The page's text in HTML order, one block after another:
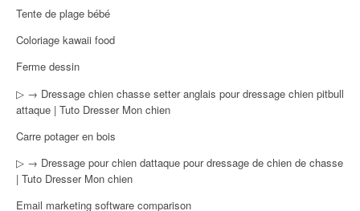
Tente de plage bébé
Coloriage kawaii food
Ferme dessin
▷ → Dressage chien chasse setter anglais pour dressage chien pitbull
attaque | Tuto Dresser Mon chien
Carre potager en bois
▷ → Dressage pour chien dattaque pour dressage de chien de chasse
| Tuto Dresser Mon chien
Email marketing software comparison